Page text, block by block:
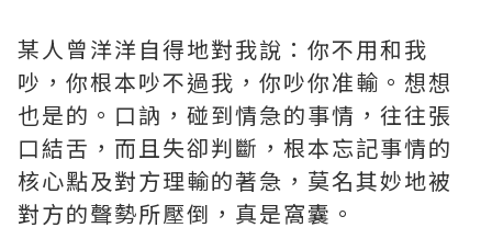
某人曾洋洋自得地對我說：你不用和我
吵，你根本吵不過我，你吵你准輸。想想
也是的。口訥，碰到情急的事情，往往張
口結舌，而且失卻判斷，根本忘記事情的
核心點及對方理輸的著急，莫名其妙地被
對方的聲勢所壓倒，真是窩囊。